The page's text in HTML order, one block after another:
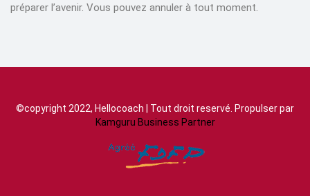
préparer l’avenir. Vous pouvez annuler à tout moment.
©copyright 2022, Hellocoach | Tout droit reservé. Propulser par
Kamguru Business Partner